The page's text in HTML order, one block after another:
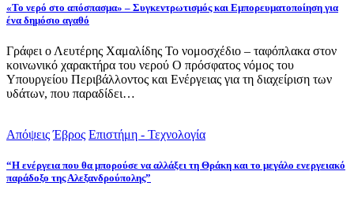
«Το νερό στο απόσπασμα» – Συγκεντρωτισμός και Εμπορευματοποίηση για
ένα δημόσιο αγαθό
Γράφει ο Λευτέρης Χαμαλίδης Το νομοσχέδιο – ταφόπλακα στον
κοινωνικό χαρακτήρα του νερού Ο πρόσφατος νόμος του
Υπουργείου Περιβάλλοντος και Ενέργειας για τη διαχείριση των
υδάτων, που παραδίδει…
Απόψεις Έβρος Επιστήμη - Τεχνολογία
“Η ενέργεια που θα μπορούσε να αλλάξει τη Θράκη και το μεγάλο ενεργειακό
παράδοξο της Αλεξανδρούπολης”